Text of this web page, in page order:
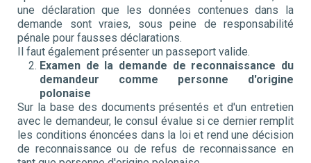
une déclaration que les données contenues dans la
demande sont vraies, sous peine de responsabilité
pénale pour fausses déclarations.
Il faut également présenter un passeport valide.
Examen de la demande de reconnaissance du
demandeur comme personne d'origine
polonaise
Sur la base des documents présentés et d'un entretien
avec le demandeur, le consul évalue si ce dernier remplit
les conditions énoncées dans la loi et rend une décision
de reconnaissance ou de refus de reconnaissance en